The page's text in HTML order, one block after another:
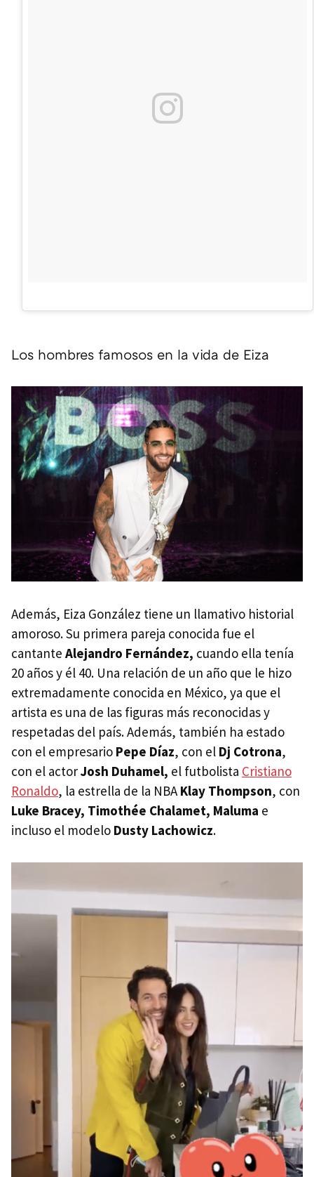
Los hombres famosos en la vida de Eiza
Además, Eiza González tiene un llamativo historial
amoroso. Su primera pareja conocida fue el
cantante Alejandro Fernández, cuando ella tenía
20 años y él 40. Una relación de un año que le hizo
extremadamente conocida en México, ya que el
artista es una de las figuras más reconocidas y
respetadas del país. Además, también ha estado
con el empresario Pepe Díaz, con el Dj Cotrona,
con el actorJosh Duhamel, el futbolista Cristiano
Ronaldo, la estrella de la NBA Klay Thompson, con
Luke Bracey, Timothée Chalamet, Maluma e
incluso el modelo Dusty Lachowicz.